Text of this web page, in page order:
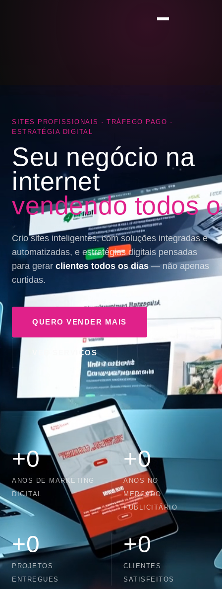
SITES PROFISSIONAIS · TRÁFEGO PAGO ·
ESTRATÉGIA DIGITAL
Seu negócio na
internet
vendendo todos
Crio sites inteligentes, com soluções integradas e
automatizadas, e estratégias digitais pensadas
para gerar clientes todos os dias — não apenas
curtidas.
QUERO VENDER MAIS
VER SERVIÇOS
+0
ANOS DE MARKETING
DIGITAL
+0
ANOS NO
MERCADO
PUBLICITÁRIO
+0
PROJETOS
ENTREGUES
+0
CLIENTES
SATISFEITOS